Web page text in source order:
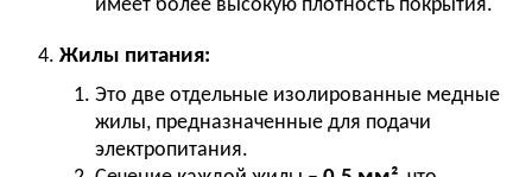
имеет более высокую плотность покрытия.
Жилы питания:
Это две отдельные изолированные медные
жилы, предназначенные для подачи
электропитания.